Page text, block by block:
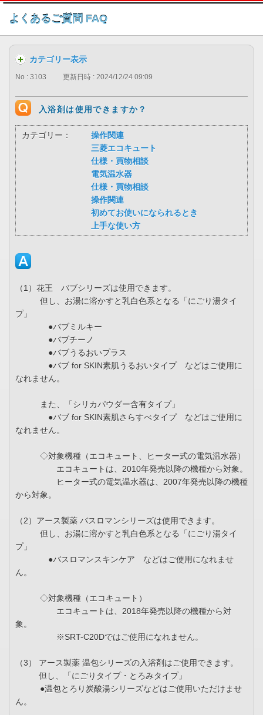
このページの本文へ
よくあるご質問 FAQ
カテゴリー表示
No : 3103 更新日時 : 2024/12/24 09:09
入浴剤は使用できますか？
カテゴリー：
操作関連
三菱エコキュート
仕様・買物相談
電気温水器
仕様・買物相談
操作関連
初めてお使いになられるとき
上手な使い方
（1）花王 バブシリーズは使用できます。
但し、お湯に溶かすと乳白色系となる「にごり湯タイ
プ」
●バブミルキー
●バブチーノ
●バブうるおいプラス
●バブ for SKIN素肌うるおいタイプ などはご使用に
なれません。
また、「シリカパウダー含有タイプ」
●バブ for SKIN素肌さらすべタイプ などはご使用に
なれません。
◇対象機種（エコキュート、ヒーター式の電気温水器）
エコキュートは、2010年発売以降の機種から対象。
ヒーター式の電気温水器は、2007年発売以降の機種
から対象。
（2）アース製薬 バスロマンシリーズは使用できます。
但し、お湯に溶かすと乳白色系となる「にごり湯タイ
プ」
●バスロマンスキンケア などはご使用になれませ
ん。
◇対象機種（エコキュート）
エコキュートは、2018年発売以降の機種から対
象。
※SRT-C20Dではご使用になれません。
（3） アース製薬 温包シリーズの入浴剤はご使用できます。
但し、「にごりタイプ・とろみタイプ」
●温包とろり炭酸湯シリーズなどはご使用いただけませ
ん。